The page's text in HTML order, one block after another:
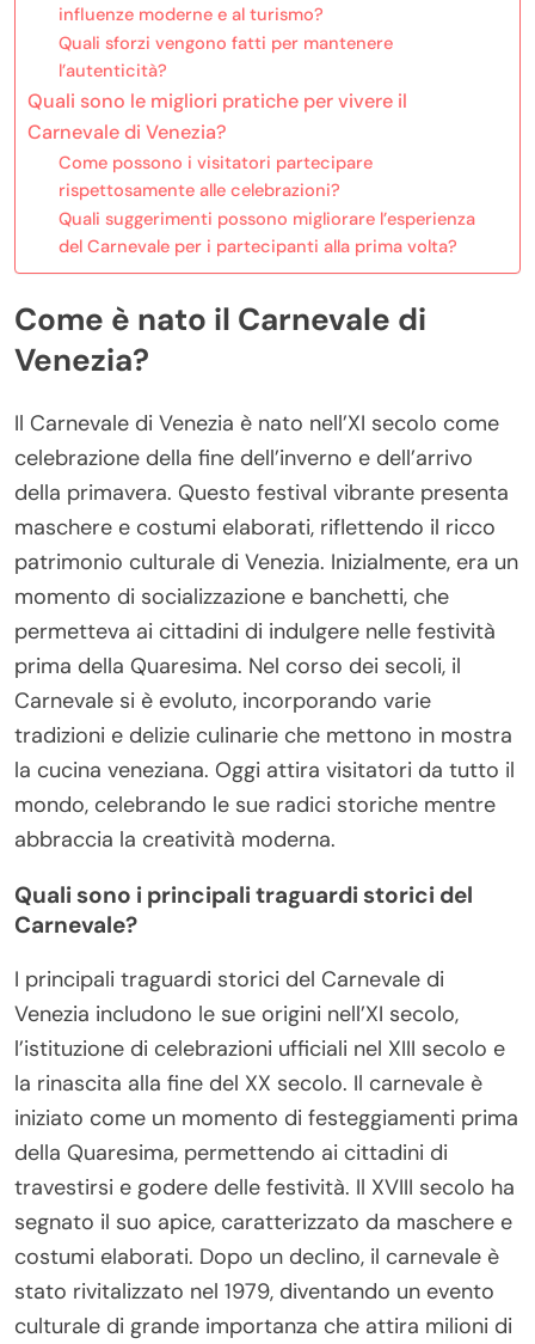
influenze moderne e al turismo?
Quali sforzi vengono fatti per mantenere
l’autenticità?
Quali sono le migliori pratiche per vivere il
Carnevale di Venezia?
Come possono i visitatori partecipare
rispettosamente alle celebrazioni?
Quali suggerimenti possono migliorare l’esperienza
del Carnevale per i partecipanti alla prima volta?
Come è nato il Carnevale di
Venezia?
Il Carnevale di Venezia è nato nell’XI secolo come
celebrazione della fine dell’inverno e dell’arrivo
della primavera. Questo festival vibrante presenta
maschere e costumi elaborati, riflettendo il ricco
patrimonio culturale di Venezia. Inizialmente, era un
momento di socializzazione e banchetti, che
permetteva ai cittadini di indulgere nelle festività
prima della Quaresima. Nel corso dei secoli, il
Carnevale si è evoluto, incorporando varie
tradizioni e delizie culinarie che mettono in mostra
la cucina veneziana. Oggi attira visitatori da tutto il
mondo, celebrando le sue radici storiche mentre
abbraccia la creatività moderna.
Quali sono i principali traguardi storici del
Carnevale?
I principali traguardi storici del Carnevale di
Venezia includono le sue origini nell’XI secolo,
l’istituzione di celebrazioni ufficiali nel XIII secolo e
la rinascita alla fine del XX secolo. Il carnevale è
iniziato come un momento di festeggiamenti prima
della Quaresima, permettendo ai cittadini di
travestirsi e godere delle festività. Il XVIII secolo ha
segnato il suo apice, caratterizzato da maschere e
costumi elaborati. Dopo un declino, il carnevale è
stato rivitalizzato nel 1979, diventando un evento
culturale di grande importanza che attira milioni di